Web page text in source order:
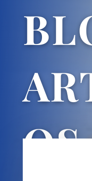
OS